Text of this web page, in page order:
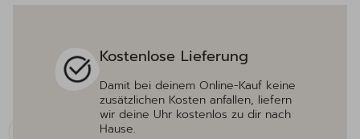
Kostenlose Lieferung
Damit bei deinem Online-Kauf keine
zusätzlichen Kosten anfallen, liefern
wir deine Uhr kostenlos zu dir nach
Hause.